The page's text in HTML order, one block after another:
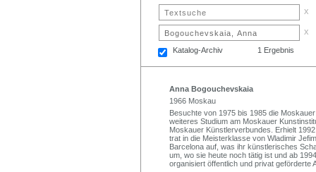
x
x
Katalog-Archiv 1 Ergebnis
Anna Bogouchevskaia
1966 Moskau
Besuchte von 1975 bis 1985 die
weiteres Studium am Moskauer
Moskauer Künstlerverbundes. Erhielt
trat in die Meisterklasse von Wladimir
Barcelona auf, was ihr künstlerisches
um, wo sie heute noch tätig ist und ab
organisiert öffentlich und privat geförderte